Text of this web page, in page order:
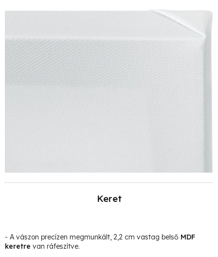
Keret
- A vászon precízen megmunkált, 2,2 cm vastag belső MDF
keretre van ráfeszítve.